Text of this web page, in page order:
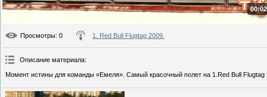
Просмотры: 0 1. Red Bull Flugtag 2009.
Описание материала:
Момент истины для команды «Емеля». Самый красочный полет на 1.Red Bull Flugtag